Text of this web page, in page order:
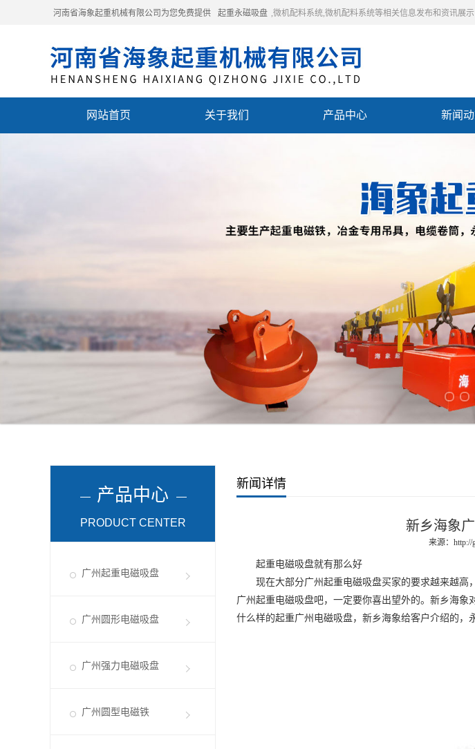
河南省海象起重机械有限公司为您免费提供 起重永磁吸盘 ,微机配料系统,微机配料系统等相关信息发布和资讯展示
网站首页 关于我们 产品中心 新闻
产品中心
PRODUCT CENTER
广州起重电磁吸盘
广州圆形电磁吸盘
广州强力电磁吸盘
广州圆型电磁铁
新闻详情
新乡海象
来源： http://
起重电磁吸盘就有那么好
现在大部分广州起重电磁吸盘买家的要求越来越高
广州起重电磁吸盘吧，一定要你喜出望外的。新乡海象
什么样的起重广州电磁吸盘，新乡海象给客户介绍的，